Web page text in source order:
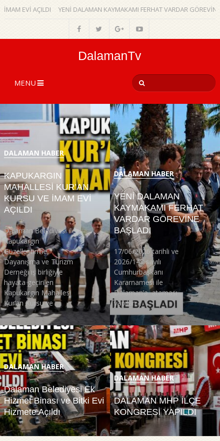
EVİ AÇILDI YENİ DALAMAN KAYMAKAMI FERHAT VARDAR GÖREVİNE
DalamanTv
MENU
DALAMAN HABER
KAPUKARGIN
MAHALLESİ KUR’AN
KURSU VE İMAM EVİ
AÇILDI
Dalaman Belediyesi ile
Kapukargın
Güzelleştirme,
Dayanışma ve Turizm
Derneği iş birliğiyle
hayata geçirilen
Kapukargın Mahallesi
Kur’an Kursu ve …
DALAMAN HABER
YENİ DALAMAN
KAYMAKAMI FERHAT
VARDAR GÖREVİNE
BAŞLADI
17/06/2026 tarihli ve
2026/148 sayılı
Cumhurbaşkanı
Kararnamesi ile
Dalaman’a ataması
yapılan …
DALAMAN HABER
Dalaman Belediyesi Ek
Hizmet Binası ve Bitki Evi
Hizmete Açıldı
DALAMAN HABER
DALAMAN MHP İLÇE
KONGRESİ YAPILDI